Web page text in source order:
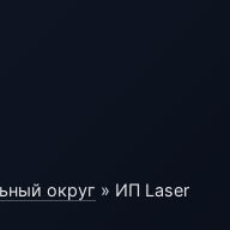
округ » ИП Laser